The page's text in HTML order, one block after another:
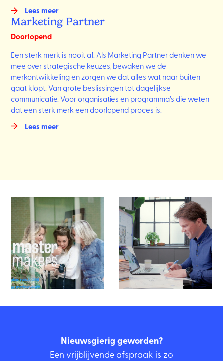
Lees meer
Marketing Partner
Doorlopend
Een sterk merk is nooit af. Als Marketing Partner denken we
mee over strategische keuzes, bewaken we de
merkontwikkeling en zorgen we dat alles wat naar buiten
gaat klopt. Van grote beslissingen tot dagelijkse
communicatie. Voor organisaties en programma’s die weten
dat een sterk merk een doorlopend proces is.
Lees meer
Nieuwsgierig geworden?
Een vrijblijvende afspraak is zo